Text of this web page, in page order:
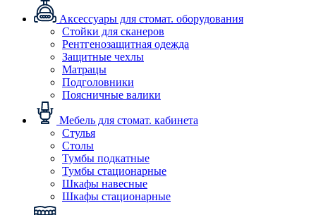
Аксессуары для стомат. оборудования
Стойки для сканеров
Рентгенозащитная одежда
Защитные чехлы
Матрацы
Подголовники
Поясничные валики
Мебель для стомат. кабинета
Стулья
Столы
Тумбы подкатные
Тумбы стационарные
Шкафы навесные
Шкафы стационарные